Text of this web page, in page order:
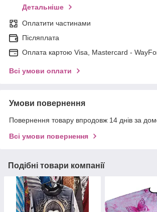
Детальніше
Оплатити частинами
Післяплата
Оплата картою Visa, Mastercard -
Всі умови оплати
Умови повернення
Повернення товару впродовж 14 днів за
Всі умови повернення
Подібні товари компанії